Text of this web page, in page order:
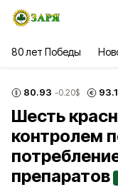
80 лет Победы
80.93 -0.20$
Шесть
контролем
препаратов